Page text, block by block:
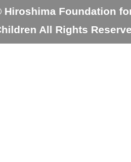
Hiroshima Foundation
All Rights